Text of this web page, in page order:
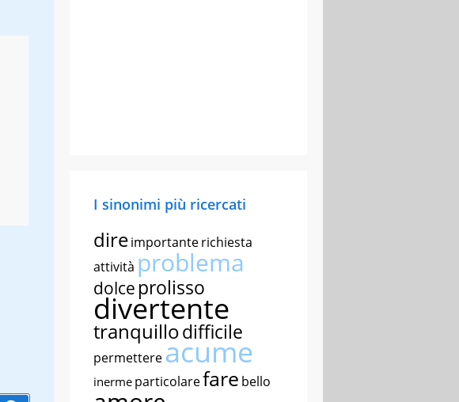
I sinonimi più ricercati
direimportanterichiesta
attività problema
dolce prolisso
divertente
tranquillodifficile
permettereacume
inerme particolarefare bello